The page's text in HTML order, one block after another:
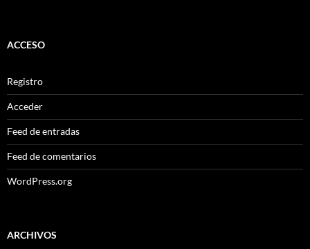
ACCESO
Registro
Acceder
Feed de entradas
Feed de comentarios
WordPress.org
ARCHIVOS